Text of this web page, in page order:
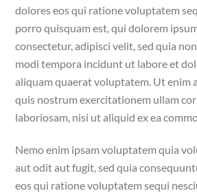
dolores eos qui ratione voluptatem
porro quisquam est, qui dolorem
consectetur, adipisci velit, sed quia
modi tempora incidunt ut labore et
aliquam quaerat voluptatem. Ut enim
quis nostrum exercitationem ullam
laboriosam, nisi ut aliquid ex ea
Nemo enim ipsam voluptatem quia
aut odit aut fugit, sed quia
eos qui ratione voluptatem sequi